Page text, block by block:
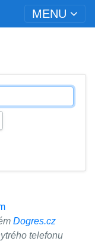
MENU
Dogres.cz
telefonu